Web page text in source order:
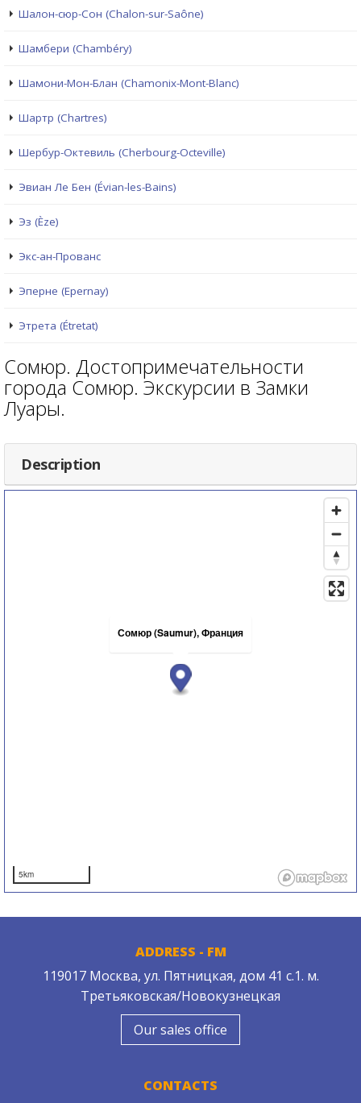
Шалон-сюр-Сон (Chalon-sur-Saône)
Шамбери (Chambéry)
Шамони-Мон-Блан (Chamonix-Mont-Blanc)
Шартр (Chartres)
Шербур-Октевиль (Cherbourg-Octeville)
Эвиан Ле Бен (Évian-les-Bains)
Эз (Èze)
Экс-ан-Прованс
Эперне (Epernay)
Этрета (Étretat)
Сомюр. Достопримечательности
города Сомюр. Экскурсии в Замки
Луары.
Description
5km
Сомюр (Saumur), Франция
ADDRESS - FM
119017 Москва, ул. Пятницкая, дом 41 с.1. м.
Третьяковская/Новокузнецкая
Our sales office
CONTACTS